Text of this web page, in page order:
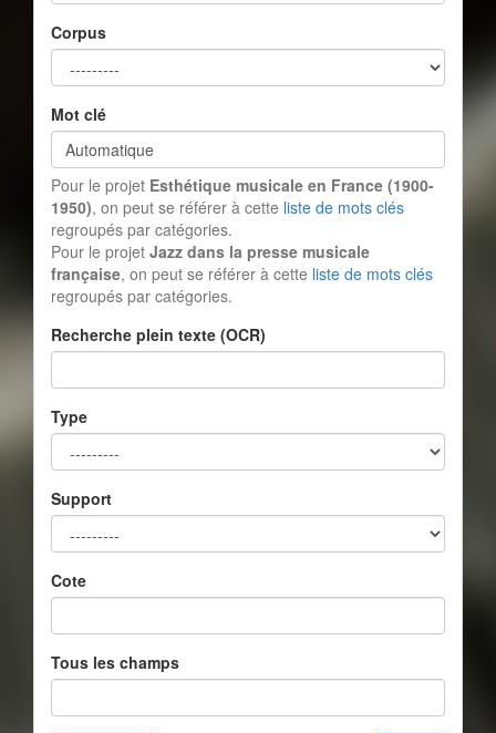
Corpus
Mot clé
Pour le projet Esthétique musicale en France (1900-
1950), on peut se référer à cette liste de mots clés
regroupés par catégories.
Pour le projet Jazz dans la presse musicale
française, on peut se référer à cette liste de mots clés
regroupés par catégories.
Recherche plein texte (OCR)
Type
Support
Cote
Tous les champs